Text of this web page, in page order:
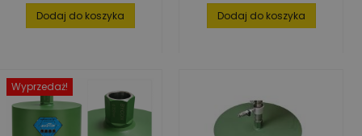
Dodaj do koszyka Dodaj do koszyka
Wyprzedaż!